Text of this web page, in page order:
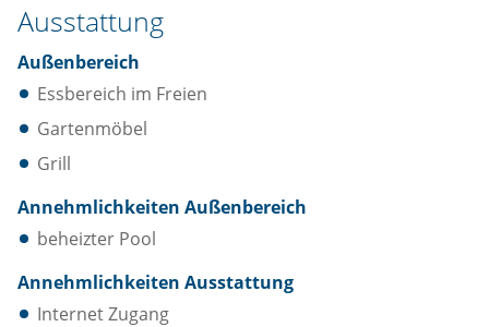
Ausstattung
Außenbereich
Essbereich im Freien
Gartenmöbel
Grill
Annehmlichkeiten Außenbereich
beheizter Pool
Annehmlichkeiten Ausstattung
Internet Zugang